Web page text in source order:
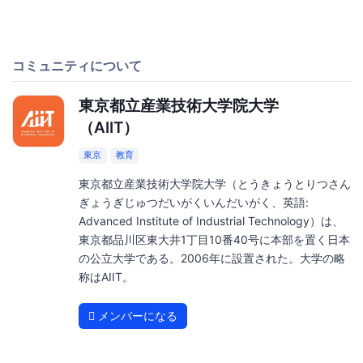
コミュニティについて
東京都立産業技術大学院大学
（AIIT）
東京 教育
東京都立産業技術大学院大学（とうきょうとりつさん
ぎょうぎじゅつだいがくいんだいがく、英語:
Advanced Institute of Industrial Technology）は、
東京都品川区東大井1丁目10番40号に本部を置く日本
の公立大学である。2006年に設置された。大学の略
称はAIIT。
メンバーになる